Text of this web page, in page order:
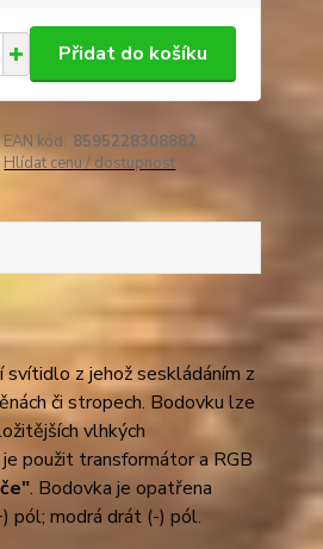
Přidat do košíku
EAN kód: 8595228308882
Hlídat cenu / dostupnost
svítidlo z jehož seskládáním z
či stropech. Bodovku lze
vlhkých
použit transformátor a RGB
. Bodovka je opatřena
pól; modrá drát (-) pól.